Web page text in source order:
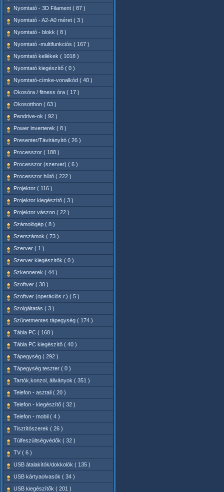
Nyomtató - 3D Filament ( 87 )
Nyomtató - A2-A0 méret ( 3 )
Nyomtató - blokk ( 8 )
Nyomtató -multifunkciós ( 167 )
Nyomtató kellékek ( 1018 )
Nyomtató kiegészítő ( 0 )
Nyomtató-címke-vonalkód ( 40 )
Okosóra / fitness óra ( 17 )
Okosotthon ( 63 )
Pendrive-ok ( 92 )
Power inverterek ( 8 )
Presenter/Távirányító ( 26 )
Processzor ( 188 )
Processzor (szerver) ( 6 )
Processzor hűtő ( 222 )
Projektor ( 116 )
Projektor kiegészítő ( 3 )
Projektor vászon ( 22 )
Számológép ( 8 )
Szerszámok ( 73 )
Szerver ( 1 )
Szerver kiegészítők ( 0 )
Szkennerek ( 44 )
Szoftver ( 30 )
Szoftver (operációs r.) ( 5 )
Szolgáltatás ( 3 )
Szünetmentes tápegység ( 174 )
Tábla PC ( 168 )
Tábla PC kiegészítő ( 40 )
Tápegység ( 292 )
Tápegység teszter ( 0 )
Tartók,konzol, állványok ( 351 )
Telefon - asztali ( 20 )
Telefon - kiegészítő ( 32 )
Telefon - mobil ( 4 )
Tisztítószerek ( 26 )
Túlfeszültségvédők ( 32 )
TV ( 6 )
USB átalakítók/dokkolók ( 135 )
USB kártyaolvasók ( 34 )
USB kiegészítők ( 201 )